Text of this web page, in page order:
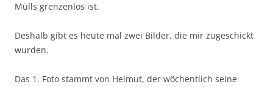
Mülls grenzenlos ist.
Deshalb gibt es heute mal zwei Bilder, die mir zugeschickt
wurden.
Das 1. Foto stammt von Helmut, der wöchentlich seine